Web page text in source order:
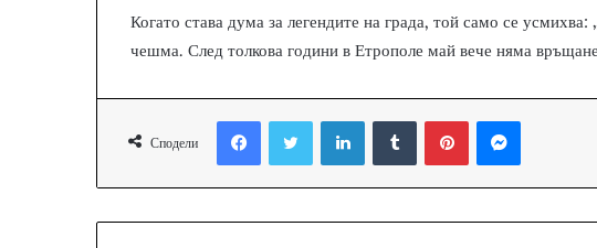
Когато става дума за легендите на града, той само се
чешма. След толкова години в Етрополе май вече няма
Сподели
Facebook LinkedIn